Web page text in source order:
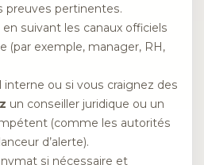
preuves pertinentes.
en suivant les canaux officiels
(par exemple, manager, RH,
interne ou si vous craignez des
un conseiller juridique ou un
(comme les autorités
d’alerte).
si nécessaire et